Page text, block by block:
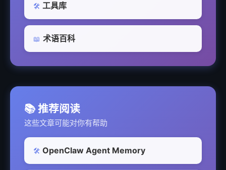
🛠️ 工具库
📖 术语百科
📚 推荐阅读
这些文章可能对你有帮助
🛠️ OpenClaw Agent Memory